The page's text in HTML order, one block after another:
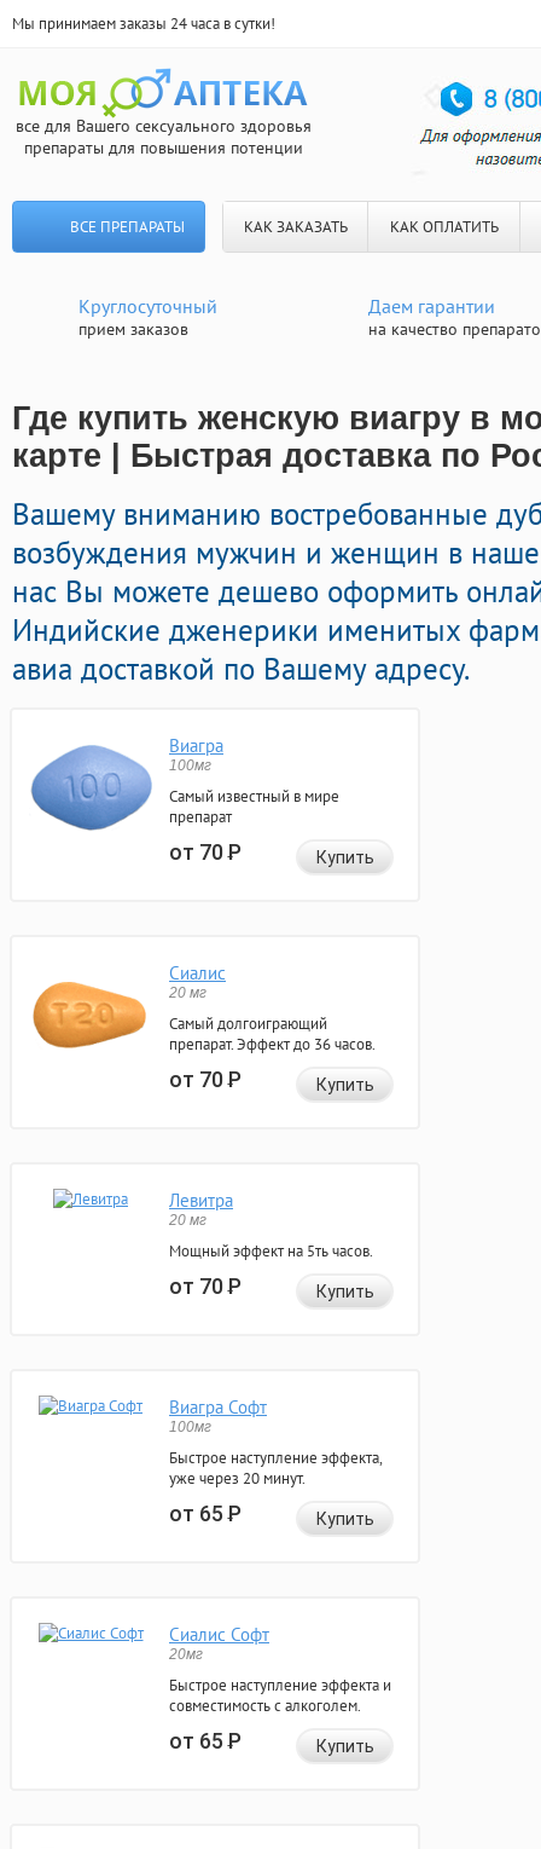
Мы принимаем заказы 24 часа в сутки!
все для Вашего сексуального здоровья
препараты для повышения потенции
ВСЕ ПРЕПАРАТЫ КАК ЗАКАЗАТЬ КАК ОПЛАТИТЬ
Круглосуточный
прием заказов
Даем гарантии
на качество
Где купить женскую виагру в
карте | Быстрая доставка по
Вашему вниманию востребованные
возбуждения мужчин и женщин в
нас Вы можете дешево оформить
Индийские дженерики именитых
авиа доставкой по Вашему адресу.
Виагра
100мг
Самый известный в мире
препарат
от 70Р Купить
Сиалис
20 мг
Самый долгоиграющий
препарат. Эффект до 36 часов.
от 70Р Купить
Левитра
20 мг
Мощный эффект на 5ть часов.
от 70Р Купить
Виагра Софт
100мг
Быстрое наступление эффекта,
уже через 20 минут.
от 65Р Купить
Сиалис Софт
20мг
Быстрое наступление эффекта и
совместимость с алкоголем.
от 65Р Купить